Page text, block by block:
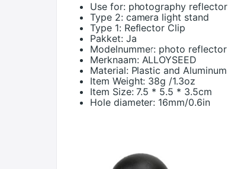
Use for: photography reflector
Type 2: camera light stand
Type 1: Reflector Clip
Pakket: Ja
Modelnummer: photo reflector
Merknaam: ALLOYSEED
Material: Plastic and Aluminum
Item Weight: 38g /1.3oz
Item Size: 7.5 * 5.5 * 3.5cm
Hole diameter: 16mm/0.6in